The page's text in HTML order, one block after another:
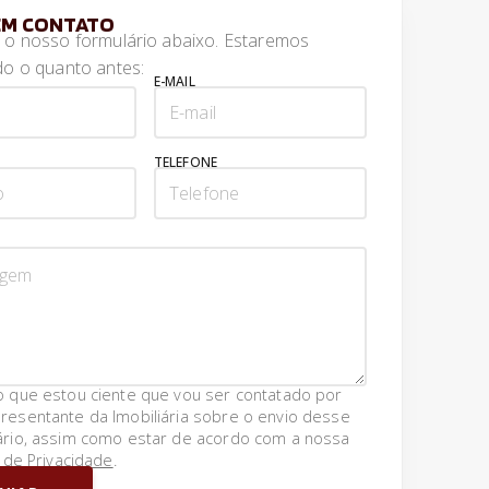
CONTATO
nosso formulário abaixo. Estaremos
o quanto antes:
E-MAIL
TELEFONE
que estou ciente que vou ser contatado por
da Imobiliária sobre o envio desse
assim como estar de acordo com a nossa
Privacidade